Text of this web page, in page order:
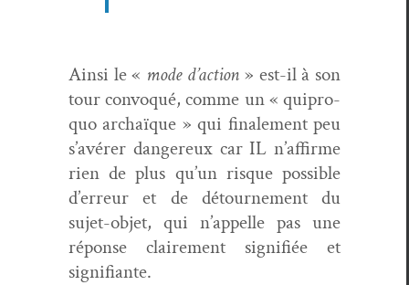
Ain­si le « mode d’action » est-il à son
tour con­vo­qué, comme un « quipro­
quo archaïque » qui finale­ment peu
s’avérer dan­gereux car IL n’affirme
rien de plus qu’un risque pos­si­ble
d’erreur et de détourne­ment du
sujet-objet, qui n’appelle pas une
réponse claire­ment sig­nifiée et
signifiante.